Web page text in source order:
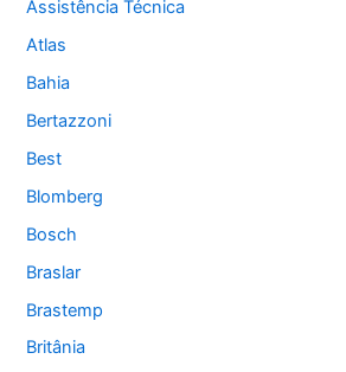
Assistência Técnica
Atlas
Bahia
Bertazzoni
Best
Blomberg
Bosch
Braslar
Brastemp
Britânia